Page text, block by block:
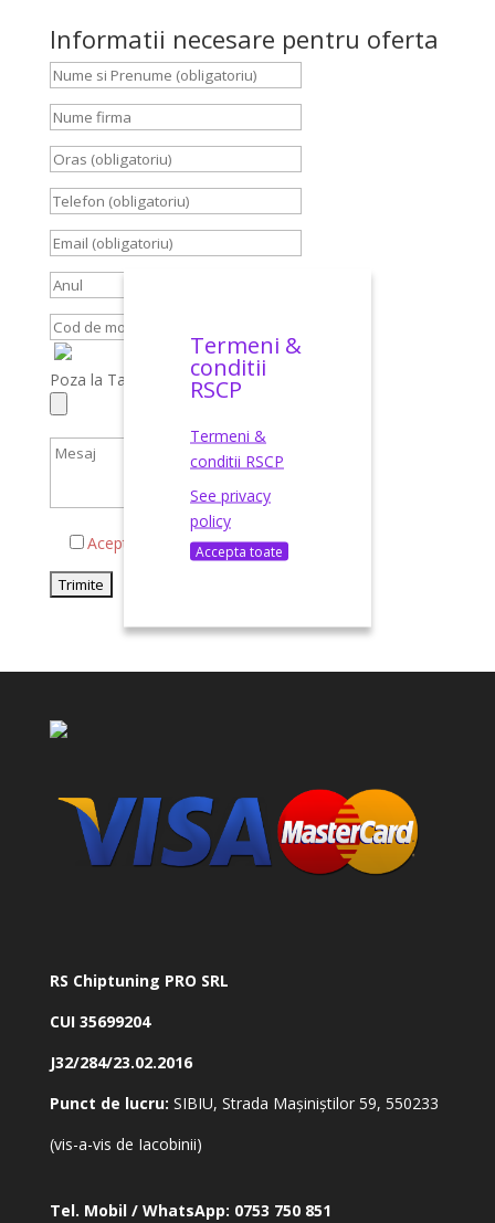
Informatii necesare pentru oferta
Poza la Talon, Carte Identitate, Brief
Acepta termenii si conditiile
RS Chiptuning PRO SRL
CUI 35699204
J32/284/23.02.2016
Punct de lucru: SIBIU, Strada Mașiniștilor 59, 550233
(vis-a-vis de Iacobinii)
Tel. Mobil / WhatsApp: 0753 750 851
Termeni &
conditii
RSCP
Termeni &
conditii RSCP
See privacy
policy
Accepta toate